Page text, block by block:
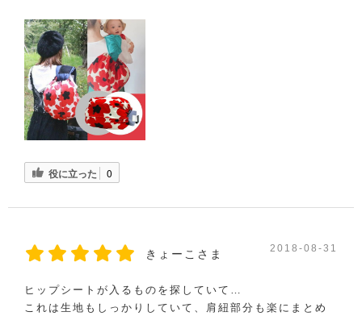
役に立った 0
きょーこさま 2018-08-31
ヒップシートが入るものを探していて…
これは生地もしっかりしていて、肩紐部分も楽にまとめ